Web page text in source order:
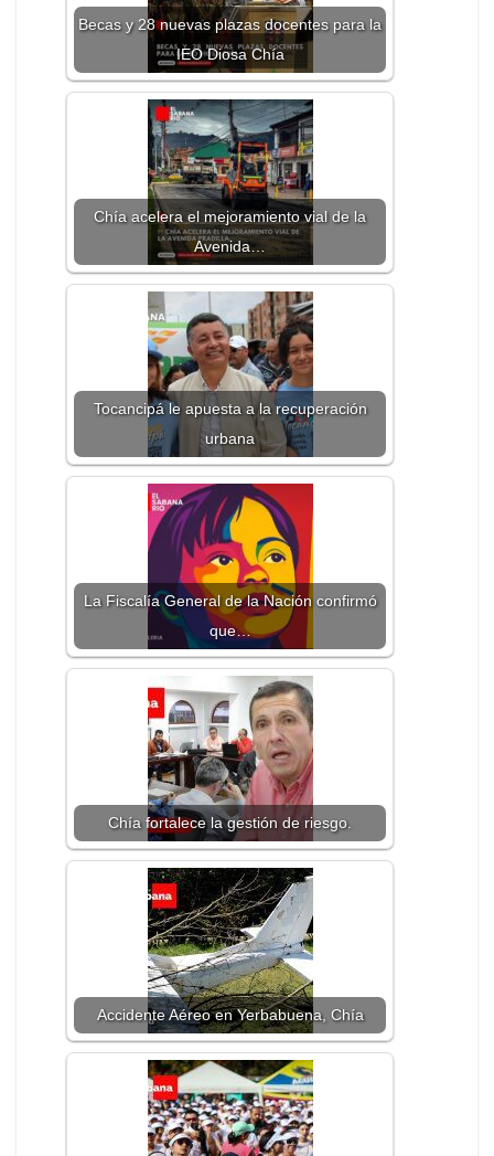
Becas y 28 nuevas plazas docentes para la
IEO Diosa Chía
Chía acelera el mejoramiento vial de la
Avenida…
Tocancipá le apuesta a la recuperación
urbana
La Fiscalía General de la Nación confirmó
que…
Chía fortalece la gestión de riesgo.
Accidente Aéreo en Yerbabuena, Chía